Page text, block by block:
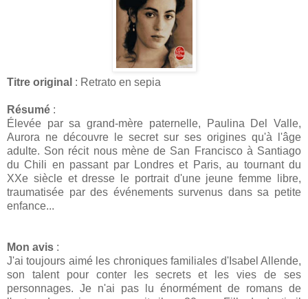
Titre original : Retrato en sepia
Résumé :
Élevée par sa grand-mère paternelle, Paulina Del Valle,
Aurora ne découvre le secret sur ses origines qu'à l'âge
adulte. Son récit nous mène de San Francisco à Santiago
du Chili en passant par Londres et Paris, au tournant du
XXe siècle et dresse le portrait d'une jeune femme libre,
traumatisée par des événements survenus dans sa petite
enfance...
Mon avis :
J'ai toujours aimé les chroniques familiales d'Isabel Allende,
son talent pour conter les secrets et les vies de ses
personnages. Je n'ai pas lu énormément de romans de